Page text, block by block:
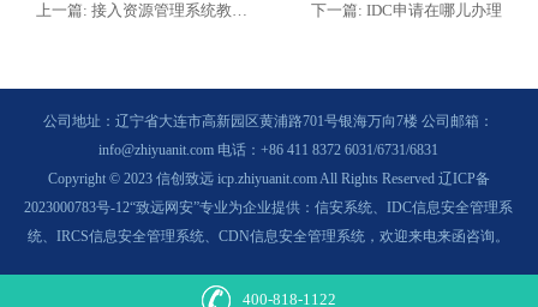
上一篇: 接入资源管理系统教你办理IDC证年检 下一篇: IDC申请在哪儿办理
公司地址：辽宁省大连市高新园区黄浦路701号银海万向7楼 公司邮箱：
info@zhiyuanit.com 电话：+86 411 8372 6031/6731/6831
Copyright © 2023 信创致远 icp.zhiyuanit.com All Rights Reserved 辽ICP备
2023000783号-12“致远网安”专业为企业提供：信安系统、IDC信息安全管理系
统、IRCS信息安全管理系统、CDN信息安全管理系统，欢迎来电来函咨询。
400-818-1122